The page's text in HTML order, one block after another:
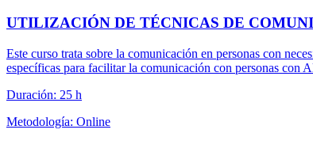
UTILIZACIÓN DE TÉCNICAS DE
Este curso trata sobre la comunicación en personas con
específicas para facilitar la comunicación con personas con
Duración: 25 h
Metodología: Online